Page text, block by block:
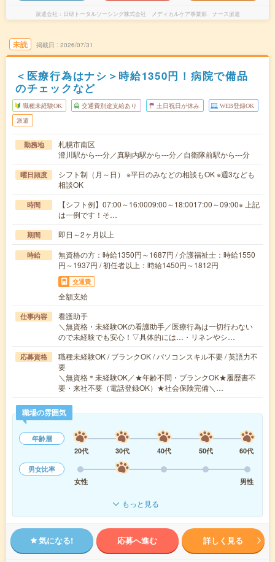
派遣会社 日研トータルソーシング株式会社 メディカルケア事業部 ナース派遣
未読 掲載日 2026/07/31
＜医療行為はナシ＞時給1350円！病院で備品
のチェックなど
職種未経験OK 交通費別途支給あり 土日祝日が休み WEB登録OK
派遣
勤務地
札幌市南区
澄川駅から---分／真駒内駅から---分／自衛隊前駅から---分
曜日頻度
シフト制（月～日） ※平日のみなどの相談もOK ※週3なども
相談OK
時間
【シフト例】07:00～16:0009:00～18:0017:00～09:00※ 上記
は一例です！そ…
期間 即日～2ヶ月以上
時給
無資格の方：時給1350円～1687円 / 介護福祉士：時給1550
円～1937円 / 初任者以上：時給1450円～1812円
交通費
全額支給
仕事内容
看護助手
＼無資格・未経験OKの看護助手／医療行為は一切行わない
ので未経験でも安心！▽具体的には…・リネンやシ…
応募資格
職種未経験OK / ブランクOK / パソコンスキル不要 / 英語力不
要
＼無資格＊未経験OK／★年齢不問・ブランクOK★履歴書不
要・来社不要（電話登録OK）★社会保険完備＼…
職場の雰囲気
年齢層
20代
30代 40代 50代
60代
男女比率
女性
男性
もっと見る
気になる! 応募へ進む 詳しく見る